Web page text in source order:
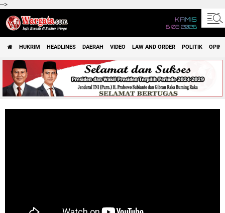
-->
KAMIS
6 08 2026
HUKRIM HEADLINES DAERAH VIDEO LAW AND ORDER POLITIK OPINI